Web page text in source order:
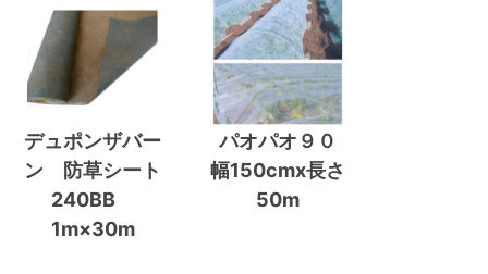
デュポンザバー
ン 防草シート
240BB
1m×30m
パオパオ９０
幅150cmx長さ
50m